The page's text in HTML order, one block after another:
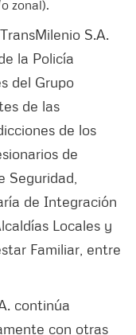
zonal).
S.A.
la Policía
del Grupo
de las
de los
de
de Integración
Locales y
Familiar, entre
continúa
con otras